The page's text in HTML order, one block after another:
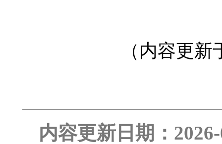
（内容更
内容更新日期：